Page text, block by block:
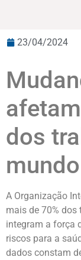
23/04/2024
dos
mundo
A Organização
mais de 70%
integram a força
riscos para a
dados constam